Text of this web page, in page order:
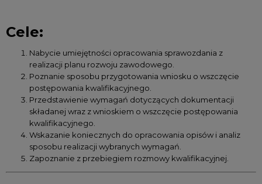
Cele:
Nabycie umiejętności opracowania sprawozdania z
realizacji planu rozwoju zawodowego.
Poznanie sposobu przygotowania wniosku o wszczęcie
postępowania kwalifikacyjnego.
Przedstawienie wymagań dotyczących dokumentacji
składanej wraz z wnioskiem o wszczęcie postępowania
kwalifikacyjnego.
Wskazanie koniecznych do opracowania opisów i analiz
sposobu realizacji wybranych wymagań.
Zapoznanie z przebiegiem rozmowy kwalifikacyjnej.